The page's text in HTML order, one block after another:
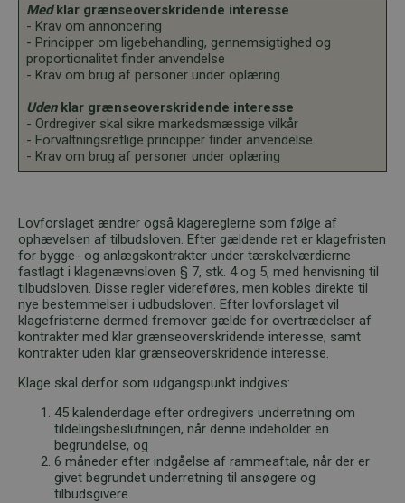
Medklar grænseoverskridende interesse
- Krav om annoncering
- Principper om ligebehandling, gennemsigtighed og
proportionalitet finder anvendelse
- Krav om brug af personer under oplæring
Udenklar grænseoverskridende interesse
- Ordregiver skal sikre markedsmæssige vilkår
- Forvaltningsretlige principper finder anvendelse
- Krav om brug af personer under oplæring
Lovforslaget ændrer også klagereglerne som følge af
ophævelsen af tilbudsloven. Efter gældende ret er klagefristen
for bygge- og anlægskontrakter under tærskelværdierne
fastlagt i klagenævnsloven § 7, stk. 4 og 5, med henvisning til
tilbudsloven. Disse regler videreføres, men kobles direkte til
nye bestemmelser i udbudsloven. Efter lovforslaget vil
klagefristerne dermed fremover gælde for overtrædelser af
kontrakter med klar grænseoverskridende interesse, samt
kontrakter uden klar grænseoverskridende interesse.
Klage skal derfor som udgangspunkt indgives:
45 kalenderdage efter ordregivers underretning om
tildelingsbeslutningen, når denne indeholder en
begrundelse, og
6 måneder efter indgåelse af rammeaftale, når der er
givet begrundet underretning til ansøgere og
tilbudsgivere.